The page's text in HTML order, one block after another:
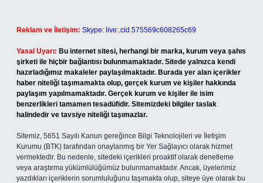
Reklam ve İletişim: Skype: live:.cid.575569c608265c69
Yasal Uyarı: Bu internet sitesi, herhangi bir marka, kurum veya şahıs
şirketi ile hiçbir bağlantısı bulunmamaktadır. Sitede yalnızca kendi
hazırladığımız makaleler paylaşılmaktadır. Burada yer alan içerikler
haber niteliği taşımamakta olup, gerçek kurum ve kişiler hakkında
paylaşım yapılmamaktadır. Gerçek kurum ve kişiler ile isim
benzerlikleri tamamen tesadüfidir. Sitemizdeki bilgiler taslak
halindedir ve tavsiye niteliği taşımazlar.
Sitemiz, 5651 Sayılı Kanun gereğince Bilgi Teknolojileri ve İletişim
Kurumu (BTK) tarafından onaylanmış bir Yer Sağlayıcı olarak hizmet
vermektedir. Bu nedenle, sitedeki içerikleri proaktif olarak denetleme
veya araştırma yükümlülüğümüz bulunmamaktadır. Ancak, üyelerimiz
yazdıkları içeriklerin sorumluluğunu taşımakta olup, siteye üye olarak bu